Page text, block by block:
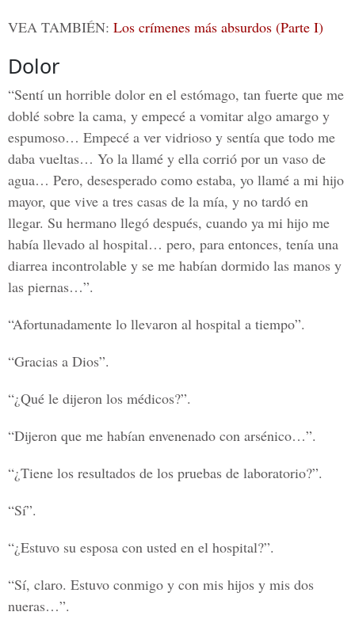
VEA TAMBIÉN: Los crímenes más absurdos (Parte I)
Dolor
“Sentí un horrible dolor en el estómago, tan fuerte que me
doblé sobre la cama, y empecé a vomitar algo amargo y
espumoso… Empecé a ver vidrioso y sentía que todo me
daba vueltas… Yo la llamé y ella corrió por un vaso de
agua… Pero, desesperado como estaba, yo llamé a mi hijo
mayor, que vive a tres casas de la mía, y no tardó en
llegar. Su hermano llegó después, cuando ya mi hijo me
había llevado al hospital… pero, para entonces, tenía una
diarrea incontrolable y se me habían dormido las manos y
las piernas…”.
“Afortunadamente lo llevaron al hospital a tiempo”.
“Gracias a Dios”.
“¿Qué le dijeron los médicos?”.
“Dijeron que me habían envenenado con arsénico…”.
“¿Tiene los resultados de los pruebas de laboratorio?”.
“Sí”.
“¿Estuvo su esposa con usted en el hospital?”.
“Sí, claro. Estuvo conmigo y con mis hijos y mis dos
nueras…”.